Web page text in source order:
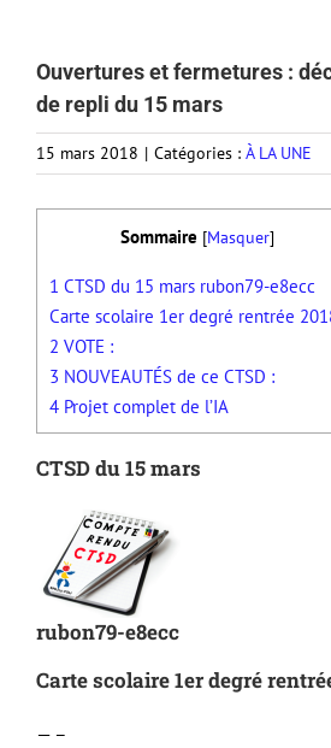
Ouvertures et fermetures :
de repli du 15 mars
15 mars 2018 | Catégories : À LA UNE
Sommaire [Masquer]
1 CTSD du 15 mars rubon79-e8ecc
Carte scolaire 1er degré rentrée
2 VOTE :
3 NOUVEAUTÉS de ce CTSD :
4 Projet complet de l’IA
CTSD du 15 mars
rubon79-e8ecc
Carte scolaire 1er degré
— –